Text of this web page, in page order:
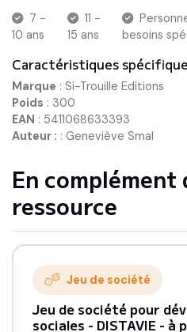
7 -
10 ans
11 -
15 ans
besoins
Caractéristiques
Marque : Si-Trouille Editions
Poids : 300
EAN : 5411068633393
Auteur : : Geneviève Smal
En
ressource
Jeu de société
Jeu de société pour
sociales - DISTAVIE - à